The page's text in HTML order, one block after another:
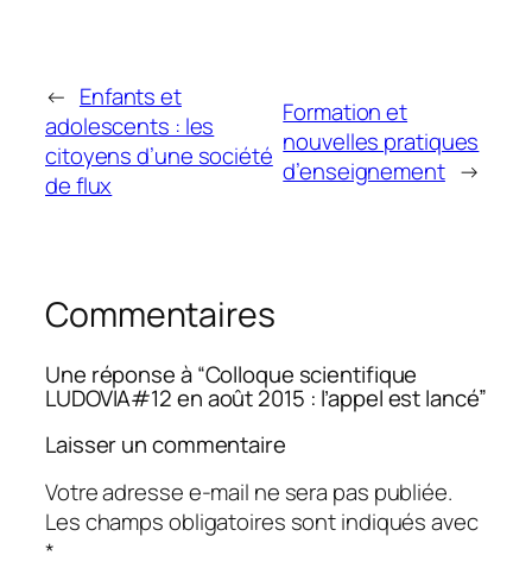
← Enfants et
adolescents : les
citoyens d’une société
de flux
Formation et
nouvelles pratiques
d’enseignement →
Commentaires
Une réponse à “Colloque scientifique
LUDOVIA#12 en août 2015 : l’appel est lancé”
Laisser un commentaire
Votre adresse e-mail ne sera pas publiée.
Les champs obligatoires sont indiqués avec
*